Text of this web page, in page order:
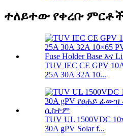
ተለይተው የቀረቡ
TUV IEC CE GPV
25A 30A 32A 10...
TUV UL 1500VDC
30A gPV Solar f...